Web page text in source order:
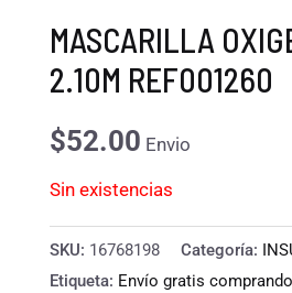
MASCARILLA
2.10M REF001260
$52.00 Envio
Sin existencias
SKU: 16768198 Categoría:
Etiqueta: Envío gratis